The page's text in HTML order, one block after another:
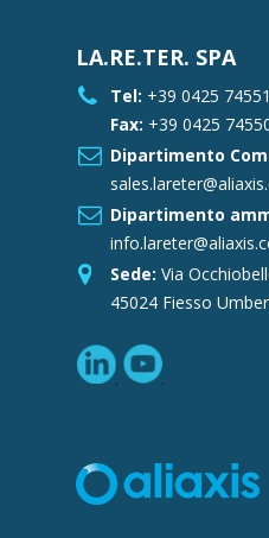
LA.RE.TER. SPA
Tel: +39 0425
Fax: +39 0425
Dipartimento
Dipartimento
Sede: Via
45024 Fiesso